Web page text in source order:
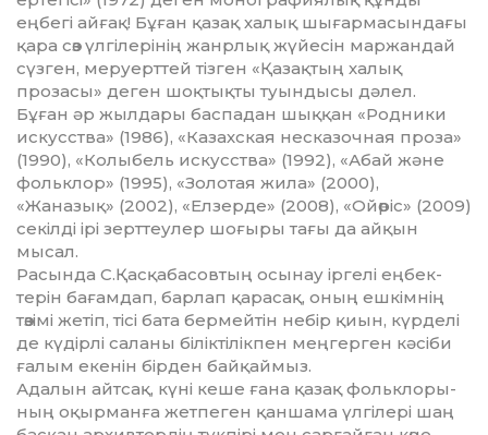
еңбегі айғақ! Бұған қазақ халық шығармасындағы
қара сөз үлгілерінің жанрлық жүйесін маржандай
сүзген, меруерттей тізген «Қазақтың халық
прозасы» деген шоқтықты туындысы дәлел.
Бұған әр жылдары баспадан шыққан «Родники
искусства» (1986), «Казахская несказочная проза»
(1990), «Колыбель искусства» (1992), «Абай және
фольклор» (1995), «Золотая жила» (2000),
«Жаназық» (2002), «Елзерде» (2008), «Ойөріс» (2009)
секілді ірі зерттеулер шоғыры тағы да айқын
мысал.
Расында С.Қасқабасовтың осынау іргелі ең­бек­
терін бағамдап, барлап қарасақ, оның ешкім­нің
төзімі жетіп, тісі бата бермейтін небір қиын, күрделі
де күдірлі саланы біліктілікпен меңгерген кәсіби
ғалым екенін бірден байқаймыз.
Адалын айтсақ, күні кеше ғана қазақ фолькло­ры­
ның оқырманға жетпеген қаншама үлгілері шаң